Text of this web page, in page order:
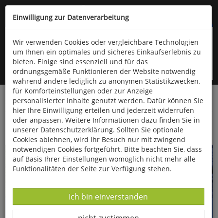
Kompletten Head der Seite überspringen
oder (06766) 9323-960
Startseite Bücher Verschiedene Sachgebiete
Die Häkelbibel
Einwilligung zur Datenverarbeitung
Wir verwenden Cookies oder vergleichbare Technologien
um Ihnen ein optimales und sicheres Einkaufserlebnis zu
bieten. Einige sind essenziell und für das
ordnungsgemäße Funktionieren der Website notwendig
während andere lediglich zu anonymen Statistikzwecken,
für Komforteinstellungen oder zur Anzeige
personalisierter Inhalte genutzt werden. Dafür können Sie
hier Ihre Einwilligung erteilen und jederzeit widerrufen
oder anpassen. Weitere Informationen dazu finden Sie in
unserer Datenschutzerklärung. Sollten Sie optionale
Cookies ablehnen, wird Ihr Besuch nur mit zwingend
notwendigen Cookies fortgeführt. Bitte beachten Sie, dass
auf Basis Ihrer Einstellungen womöglich nicht mehr alle
Funktionalitäten der Seite zur Verfügung stehen.
Datenverarbeitung -
Ich bin einverstanden